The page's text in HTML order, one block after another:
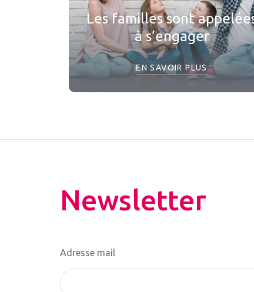
Les familles sont
à s’engager
EN SAVOIR PLUS
Newsletter
Adresse mail